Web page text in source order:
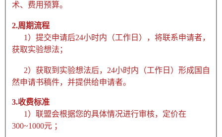
术、费用预算。
2.周期流程
1）提交申请后24小时内（工作日），将联系申请者，
获取实验想法；
2）获取到实验想法后，24小时内（工作日）形成国自
然申请书稿件，并提供给申请者。
3.收费标准
1）联盟会根据您的具体情况进行审核，定价在
300~1000元 ；